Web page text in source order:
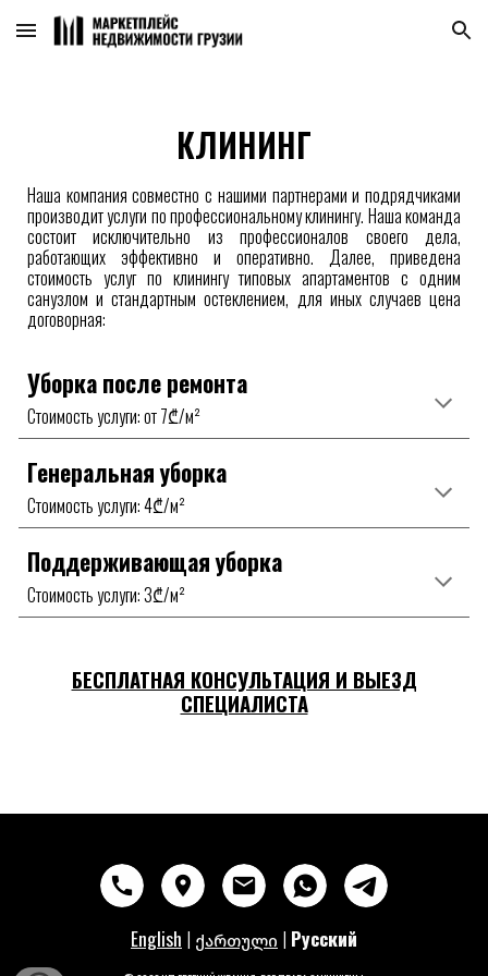
Skip to main content Skip to navigation
КЛИНИНГ
Наша компания совместно с нашими партнерами и подрядчиками
производит услуги по профессиональному клинингу. Наша команда
состоит исключительно из профессионалов своего дела,
работающих эффективно и оперативно. Далее, приведена
стоимость услуг по клинингу типовых апартаментов с одним
санузлом и стандартным остеклением, для иных случаев цена
договорная:
Уборка после ремонта
Стоимостьуслуги: от7₾/м²
Генеральная уборка
Стоимость услуги:4₾/м²
Поддерживающая уборка
Стоимость услуги:3₾/м²
БЕСПЛАТНАЯ КОНСУЛЬТАЦИЯ И ВЫЕЗД
СПЕЦИАЛИСТА
English | ქართული | Русский